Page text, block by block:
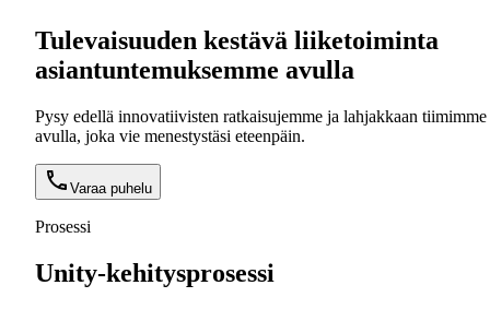
Tulevaisuuden kestävä liiketoiminta
asiantuntemuksemme avulla
Pysy edellä innovatiivisten ratkaisujemme ja lahjakkaan tiimimme
avulla, joka vie menestystäsi eteenpäin.
Varaa puhelu
Prosessi
Unity-kehitysprosessi